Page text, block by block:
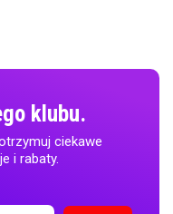
klubu.
ciekawe
i rabaty.